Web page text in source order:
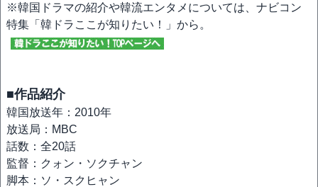
※韓国ドラマの紹介や韓流エンタメについては、ナビコン
特集「韓ドラここが知りたい！」から。
■作品紹介
韓国放送年：2010年
放送局：MBC
話数：全20話
監督：クォン・ソクチャン
脚本：ソ・スクヒャン